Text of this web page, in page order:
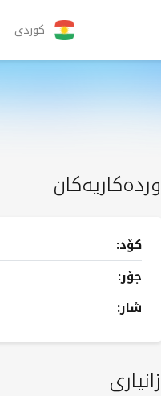
کوردی
وردەکاریەکان
کۆد:
جۆر:
شار:
زانیاری